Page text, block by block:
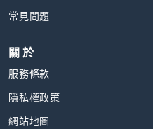
常見問題
關 於
服務條款
隱私權政策
網站地圖